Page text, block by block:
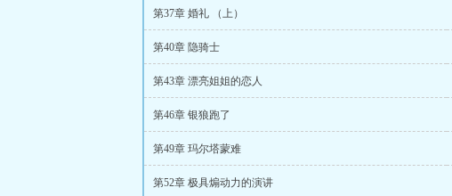
第37章 婚礼 （上）
第40章 隐骑士
第43章 漂亮姐姐的恋人
第46章 银狼跑了
第49章 玛尔塔蒙难
第52章 极具煽动力的演讲